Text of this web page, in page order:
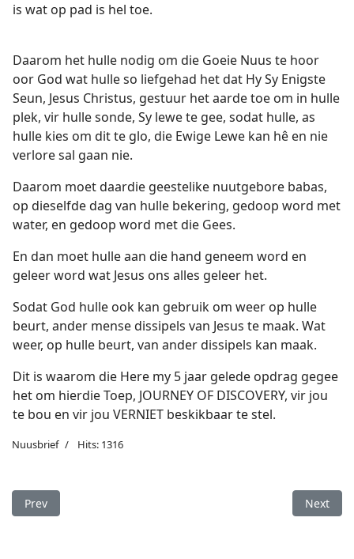
is wat op pad is hel toe.
Daarom het hulle nodig om die Goeie Nuus te hoor
oor God wat hulle so liefgehad het dat Hy Sy Enigste
Seun, Jesus Christus, gestuur het aarde toe om in hulle
plek, vir hulle sonde, Sy lewe te gee, sodat hulle, as
hulle kies om dit te glo, die Ewige Lewe kan hê en nie
verlore sal gaan nie.
Daarom moet daardie geestelike nuutgebore babas,
op dieselfde dag van hulle bekering, gedoop word met
water, en gedoop word met die Gees.
En dan moet hulle aan die hand geneem word en
geleer word wat Jesus ons alles geleer het.
Sodat God hulle ook kan gebruik om weer op hulle
beurt, ander mense dissipels van Jesus te maak. Wat
weer, op hulle beurt, van ander dissipels kan maak.
Dit is waarom die Here my 5 jaar gelede opdrag gegee
het om hierdie Toep, JOURNEY OF DISCOVERY, vir jou
te bou en vir jou VERNIET beskikbaar te stel.
Nuusbrief Hits: 1316
Previous article: Laai die Toepassing, JOURNEY OF
Prev Next
Next